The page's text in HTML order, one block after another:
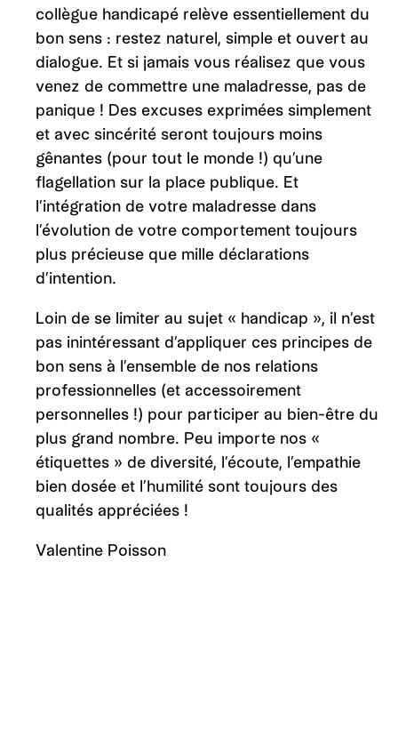
collègue handicapé relève essentiellement du
bon sens : restez naturel, simple et ouvert au
dialogue. Et si jamais vous réalisez que vous
venez de commettre une maladresse, pas de
panique ! Des excuses exprimées simplement
et avec sincérité seront toujours moins
gênantes (pour tout le monde !) qu’une
flagellation sur la place publique. Et
l’intégration de votre maladresse dans
l’évolution de votre comportement toujours
plus précieuse que mille déclarations
d’intention.
Loin de se limiter au sujet « handicap », il n’est
pas inintéressant d’appliquer ces principes de
bon sens à l’ensemble de nos relations
professionnelles (et accessoirement
personnelles !) pour participer au bien-être du
plus grand nombre. Peu importe nos «
étiquettes » de diversité, l’écoute, l’empathie
bien dosée et l’humilité sont toujours des
qualités appréciées !
Valentine Poisson